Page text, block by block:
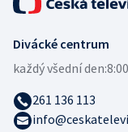
Divácké centrum
každý všední den:
261 136 113